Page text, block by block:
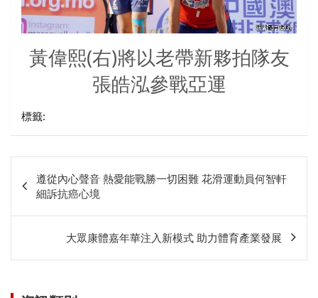
黃偉熙(右)將以老帶新夥拍隊友
張皓泓參戰亞運
標籤:
章
相
遵從內心聲音 熱愛能戰勝一切困難 花滑運動員何智軒
細訴抗癌心境
大眾康體嘉年華注入新模式 助力體育產業發展